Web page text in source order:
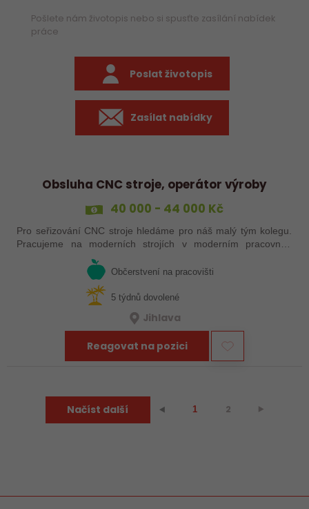
Pošlete nám životopis nebo si spusťte zasílání nabídek
práce
Poslat životopis
Zasílat nabídky
Obsluha CNC stroje, operátor výroby
40 000 - 44 000 Kč
Pro seřizování CNC stroje hledáme pro náš malý tým kolegu.
Pracujeme na moderních strojích v moderním pracovním
prostředí. Pracovistě u Jihlavy.
Občerstvení na pracovišti
5 týdnů dovolené
Jihlava
Reagovat na pozici
Načíst další ⯇ 1 2 ⯈